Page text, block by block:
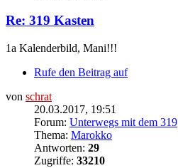
Re: 319 Kasten
1a Kalenderbild, Mani!!!
Rufe den Beitrag auf
von schrat
20.03.2017, 19:51
Forum: Unterwegs mit dem 319
Thema: Marokko
Antworten: 29
Zugriffe: 33210